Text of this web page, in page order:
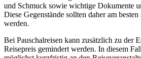
und Schmuck sowie wichtige Dokumente
Diese Gegenstände sollten daher am
werden.
Bei Pauschalreisen kann zusätzlich zu der
Reisepreis gemindert werden. In diesem